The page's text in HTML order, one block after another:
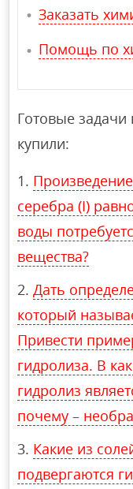
Заказать
Помощь по
Готовые
купили:
серебра (I)
воды
вещества?
Дать
который
Привести
гидролиза. В
гидролиз
почему –
Какие из
подвергаются